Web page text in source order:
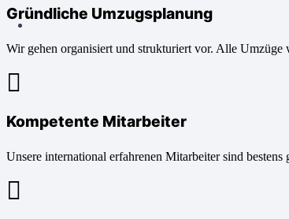
Gründliche Umzugsplanung
Wir gehen organisiert und strukturiert vor. Alle Umzüge
Kompetente Mitarbeiter
Unsere international erfahrenen Mitarbeiter sind bestens